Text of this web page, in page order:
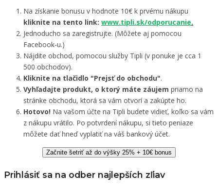
Na získanie bonusu v hodnote 10€ k prvému nákupu
kliknite na tento link: www.tipli.sk/odporucanie.
Jednoducho sa zaregistrujte. (Môžete aj pomocou
Facebook-u.)
Nájdite obchod, pomocou služby Tipli (v ponuke je cca 1
500 obchodov).
Kliknite na tlačidlo "Prejsť do obchodu".
Vyhľadajte produkt, o ktorý máte záujem priamo na
stránke obchodu, ktorá sa vám otvorí a zakúpte ho.
Hotovo! Na vašom účte na Tipli budete vidieť, koľko sa vám
z nákupu vrátilo. Po potvrdení nákupu, si tieto peniaze
môžete dať hneď vyplatiť na váš bankový účet.
Začnite šetriť až do výšky 25% + 10€ bonus
Prihlásiť sa na odber najlepších zľiav